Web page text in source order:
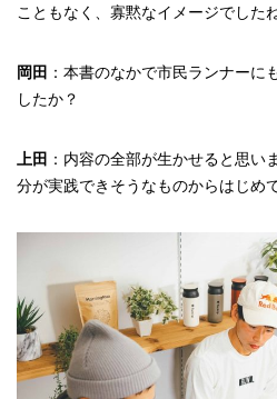
こともなく、寡黙なイメージでしたね
岡田 ：本書のなかで市民ランナーに
したか？
上田 ：内容の全部が生かせると思い
分が実践できそうなものからはじめ